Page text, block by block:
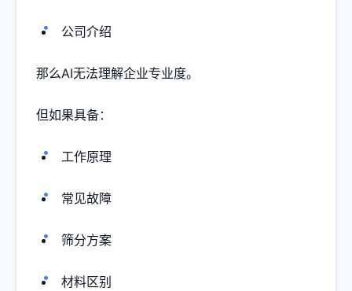
公司介绍
那么AI无法理解企业专业度。
但如果具备：
工作原理
常见故障
筛分方案
材料区别